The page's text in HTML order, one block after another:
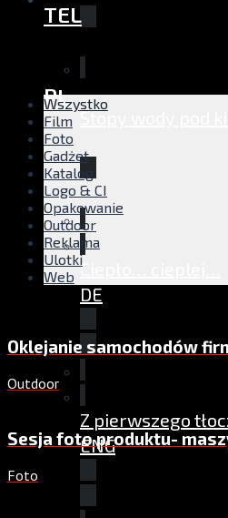
Stopy wody pod
Ciepło… cieplej…
Z pierwszego
TEL
PL
DE
ENG
Wszystko
Film
Foto
Gadżet
Katalog
Logo & CI
Opakowanie
Outdoor
Reklama
Ulotki
Web
Oklejanie samochodów
Outdoor
Sesja foto produktu-
Foto